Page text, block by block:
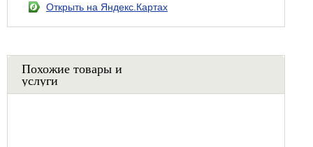
Открыть на Яндекс.Картах
Похожие товары и
услуги